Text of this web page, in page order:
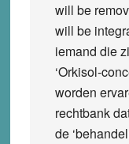
will be
will be
iemand die
‘Orkisol-
worden
rechtbank
de